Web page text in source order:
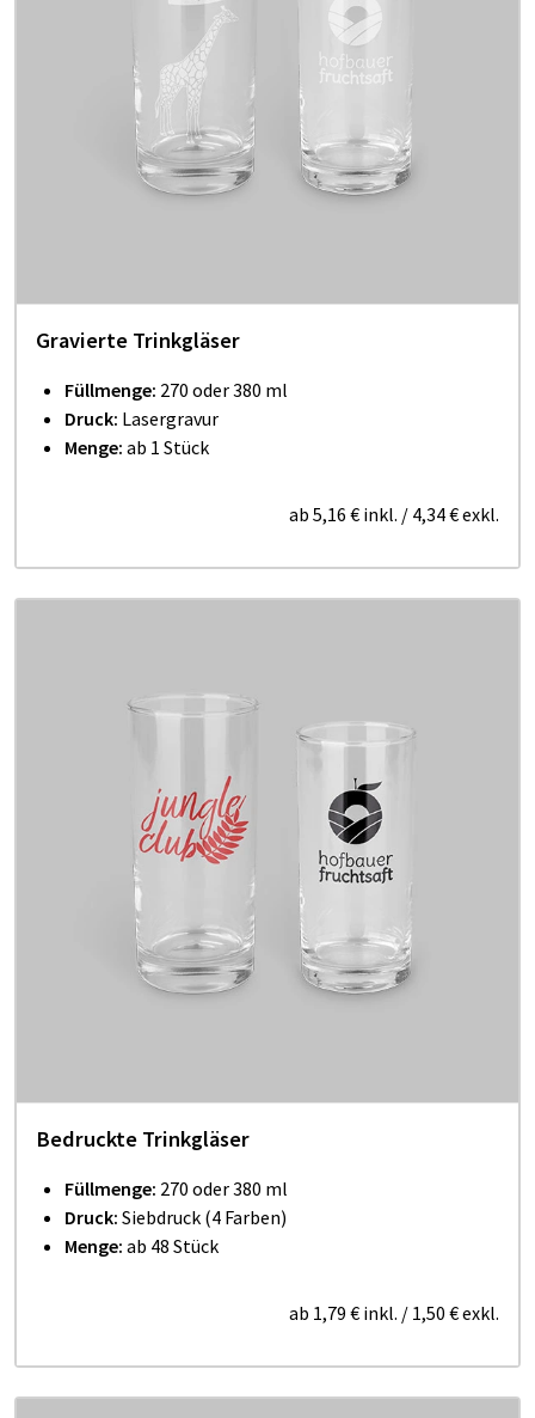
Gravierte Trinkgläser
Füllmenge: 270 oder 380 ml
Druck: Lasergravur
Menge: ab 1 Stück
ab 5,16 € inkl. / 4,34 €exkl.
Bedruckte Trinkgläser
Füllmenge: 270 oder 380 ml
Druck: Siebdruck (4 Farben)
Menge: ab 48 Stück
ab 1,79 € inkl. / 1,50 €exkl.